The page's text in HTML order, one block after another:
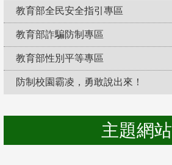
教育部全民安全指引專區
教育部詐騙防制專區
教育部性別平等專區
防制校園霸凌，勇敢說出來！
主題網站